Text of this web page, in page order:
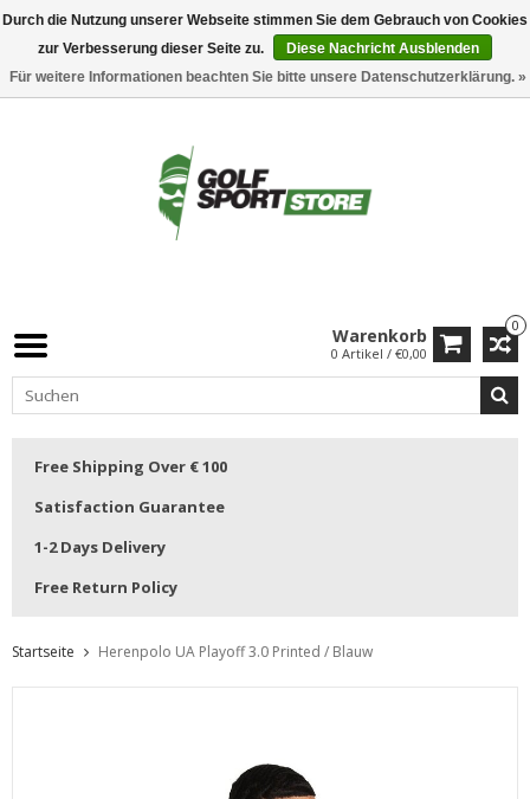
0
Warenkorb
0 Artikel / €0,00
Free Shipping Over € 100
Satisfaction Guarantee
1-2 Days Delivery
Free Return Policy
Startseite Herenpolo UA Playoff 3.0 Printed / Blauw
Durch die Nutzung unserer Webseite stimmen Sie dem Gebrauch von Cookies
zur Verbesserung dieser Seite zu.
Diese Nachricht Ausblenden
Für weitere Informationen beachten Sie bitte unsere Datenschutzerklärung. »